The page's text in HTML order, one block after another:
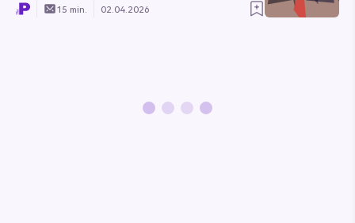
15 min. 02.04.2026